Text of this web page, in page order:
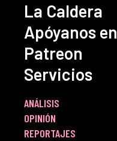
La Caldera
Apóyanos en
Patreon
Servicios
ANÁLISIS
OPINIÓN
REPORTAJES